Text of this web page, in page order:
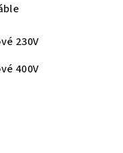
230V
400V